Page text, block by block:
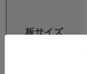
板サイズ